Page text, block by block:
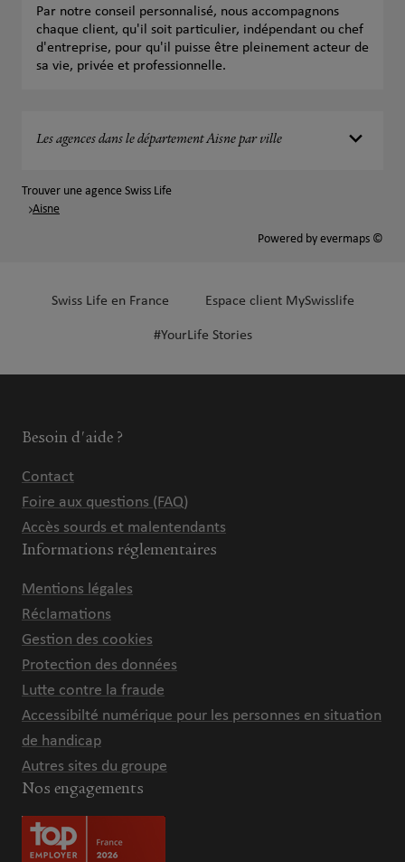
Par notre conseil personnalisé, nous accompagnons
chaque client, qu'il soit particulier, indépendant ou chef
d'entreprise, pour qu'il puisse être pleinement acteur de
sa vie, privée et professionnelle.
Les agences dans le département Aisne par ville
Trouver une agence Swiss Life
Aisne
Powered by evermaps ©
Swiss Life en France Espace client MySwisslife
#YourLife Stories
Besoin d'aide ?
Contact
Foire aux questions (FAQ)
Accès sourds et malentendants
Informations réglementaires
Mentions légales
Réclamations
Gestion des cookies
Protection des données
Lutte contre la fraude
Accessibilté numérique pour les personnes en situation
de handicap
Autres sites du groupe
Nos engagements